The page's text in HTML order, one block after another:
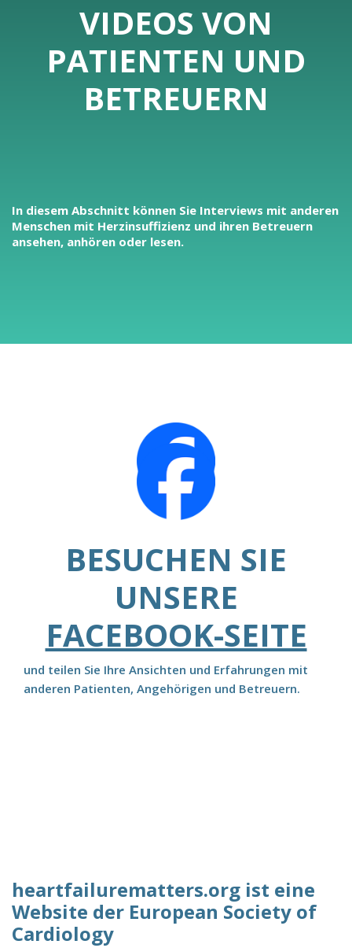
VIDEOS VON
PATIENTEN UND
BETREUERN
In diesem Abschnitt können Sie Interviews mit anderen
Menschen mit Herzinsuffizienz und ihren Betreuern
ansehen, anhören oder lesen.
BESUCHEN SIE
UNSERE
FACEBOOK-SEITE
und teilen Sie Ihre Ansichten und Erfahrungen mit
anderen Patienten, Angehörigen und Betreuern.
heartfailurematters.org ist eine
Website der European Society of
Cardiology